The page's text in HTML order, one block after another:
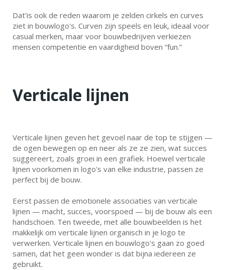
Dat’is ook de reden waarom je zelden cirkels en curves
ziet in bouwlogo's. Curven zijn speels en leuk, ideaal voor
casual merken, maar voor bouwbedrijven verkiezen
mensen competentie en vaardigheid boven “fun.”
Verticale lijnen
Verticale lijnen geven het gevoel naar de top te stijgen —
de ogen bewegen op en neer als ze ze zien, wat succes
suggereert, zoals groei in een grafiek. Hoewel verticale
lijnen voorkomen in logo's van elke industrie, passen ze
perfect bij de bouw.
Eerst passen de emotionele associaties van verticale
lijnen — macht, succes, voorspoed — bij de bouw als een
handschoen. Ten tweede, met alle bouwbeelden is het
makkelijk om verticale lijnen organisch in je logo te
verwerken. Verticale lijnen en bouwlogo's gaan zo goed
samen, dat het geen wonder is dat bijna iedereen ze
gebruikt.